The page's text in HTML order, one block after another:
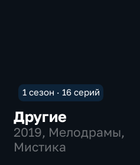
1 сезон · 16 серий
Другие
2019, Мелодрамы,
Мистика